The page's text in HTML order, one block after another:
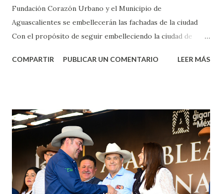
Fundación Corazón Urbano y el Municipio de
Aguascalientes se embellecerán las fachadas de la ciudad
Con el propósito de seguir embelleciendo la ciudad de
municipal, Leo Montañez dio inicio al programa
Corazón Urbano y el Municipio capital. Leo Montañez
informó que en este programa se usarán cerca de 90 mil
metros cuadrados de pintura, para dar inicio en la calle
Nieto, entre Jesús F. Elizondo y la calle 22 de Octubre, con
lo que se aplicará pintura en 66 casas. Posteriormente se
llevará este programa a Villas de Nuestra Señora de la
COMPARTIR PUBLICAR UN COMENTARIO LEER MÁS